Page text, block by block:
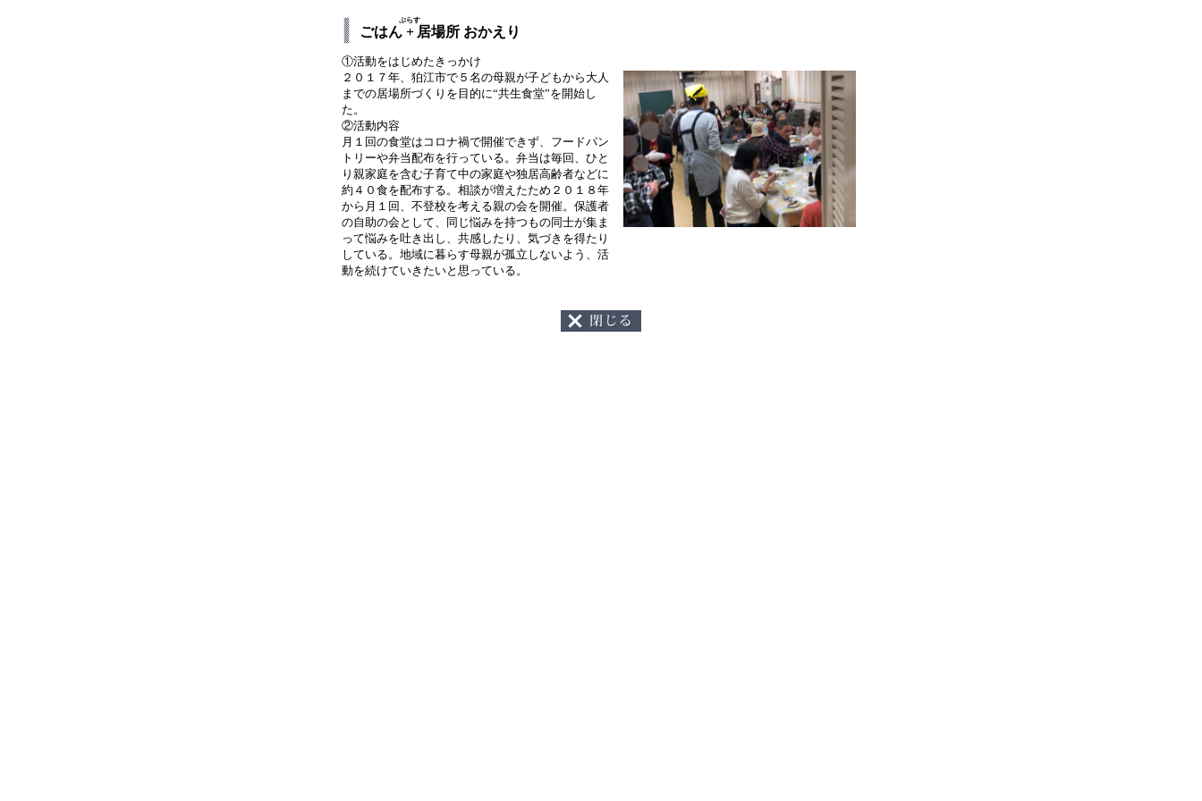
ごはん +
ぷらす
居場所 おかえり
①活動をはじめたきっかけ
２０１７年、狛江市で５名の母親が子どもから大人
までの居場所づくりを目的に“共生食堂”を開始し
た。
②活動内容
月１回の食堂はコロナ禍で開催できず、フードパン
トリーや弁当配布を行っている。弁当は毎回、ひと
り親家庭を含む子育て中の家庭や独居高齢者などに
約４０食を配布する。相談が増えたため２０１８年
から月１回、不登校を考える親の会を開催。保護者
の自助の会として、同じ悩みを持つもの同士が集ま
って悩みを吐き出し、共感したり、気づきを得たり
している。地域に暮らす母親が孤立しないよう、活
動を続けていきたいと思っている。